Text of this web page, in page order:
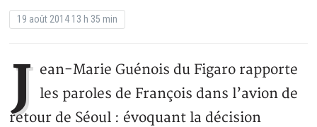
19 août 2014 13 h 35 min
J ean-Marie Guénois du Figaro rapporte
les paroles de François dans l’avion de
retour de Séoul : évoquant la décision